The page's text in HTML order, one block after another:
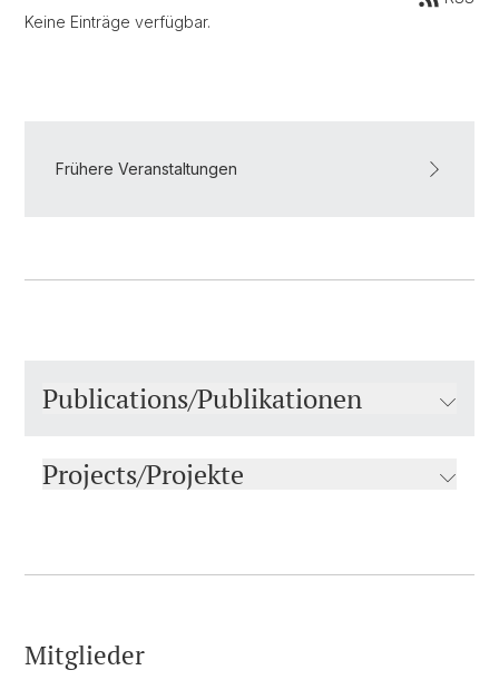
Keine Einträge verfügbar.
Frühere Veranstaltungen
Publications/Publikationen
Projects/Projekte
Mitglieder